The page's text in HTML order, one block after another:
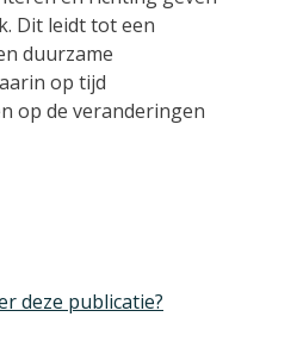
Dit leidt tot een
duurzame
op tijd
op de veranderingen
deze publicatie?